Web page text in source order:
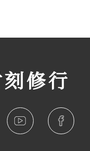
修行